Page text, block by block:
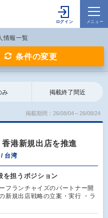
情報一覧
条件の変更
み 掲載終了間近
掲載期間：26/08/04～26/08/24
港新規出店を推進
台湾
を担うポジション
フランチャイズのパートナー開
新規出店戦略の立案・実行 ・ラ